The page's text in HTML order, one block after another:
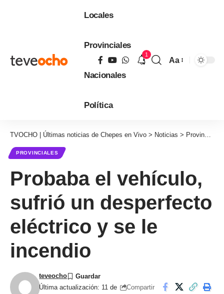
Locales
Provinciales
Nacionales
Política
1
Aa
TVOCHO | Últimas noticias de Chepes en Vivo > Noticias > Provinciales
PROVINCIALES
Probaba el vehículo,
sufrió un desperfecto
eléctrico y se le
incendio
Última actualización: 11 de
teveocho
Compartir